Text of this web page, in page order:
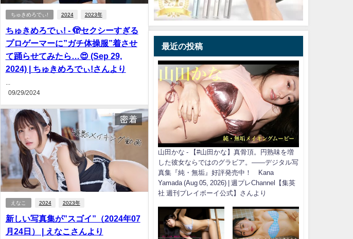
ちゅきめろでぃ! 2024 2023年
ちゅきめろでぃ! - 🫣セクシーすぎる
プロゲーマーに”ガチ体操服”着させ
て踊らせてみたら…😍 (Sep 29,
2024) | ちゅきめろでぃ!さんより
09/29/2024
えなこ 2024 2023年
新しい写真集が”スゴイ”（2024年07
月24日） | えなこさんより
最近の投稿
山田かな - 【#山田かな】真骨頂。円熟味を増
した彼女ならではのグラビア。――デジタル写
真集『純・無垢』好評発売中！ Kana
Yamada (Aug 05, 2026) | 週プレChannel【集英
社 週刊プレイボーイ公式】さんより